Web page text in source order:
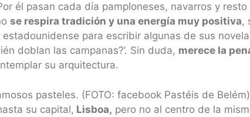
él pasan cada día pamploneses, navarros y
se respira tradición y una energía muy positiva,
para escribir algunas de sus
doblan las campanas?’. Sin duda, merece la
su arquitectura.
pasteles. (FOTO: facebook Pastéis de Belém)
su capital, Lisboa, pero no al centro de la